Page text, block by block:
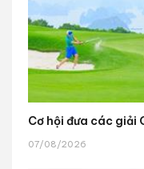
Cơ hội đưa các giải
07/08/2026